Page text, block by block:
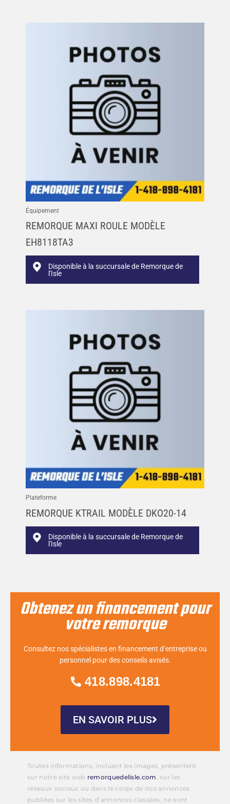
Équipement
REMORQUE MAXI ROULE MODÈLE
EH8118TA3
Disponible à la succursale de Remorque de
l'Isle
Plateforme
REMORQUE KTRAIL MODÈLE DKO20-14
Disponible à la succursale de Remorque de
l'Isle
Obtenez un financement pour
votre remorque
Consultez nos spécialistes en financement d’entreprise ou
personnel pour des conseils avisés.
418.898.4181
EN SAVOIR PLUS
Toutes informations, incluant les images, présentent
sur notre site web remorquedelisle.com , sur les
réseaux sociaux ou dans le corps de nos annonces
publiées sur les sites d’annonces classées, ne sont